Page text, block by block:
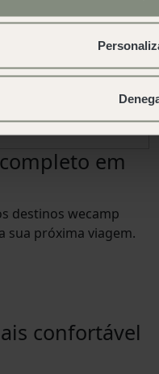
em
destinos wecamp
sua próxima viagem.
confortável